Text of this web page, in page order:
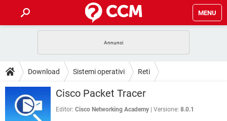
MENU
INTRATTENIMENTO ANDROID
WINDOWS 10
INSTAGRAM WHATSAPP
GUIDE
COVID-19 GAMING
INTRATTENIMENTO
COVID-19 GAMING
FORUM
Download Sistemi operativi Reti
Cisco Packet Tracer
Editor: Cisco Networking Academy Versione: 8.0.1